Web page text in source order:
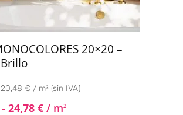
20×20 –
€ / m² (sin IVA)
- 24,78 € / m2